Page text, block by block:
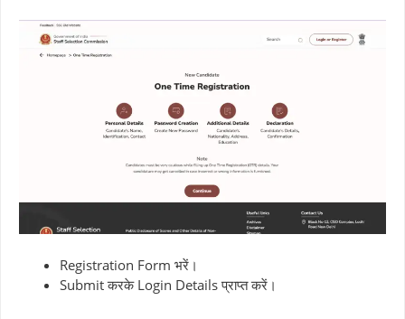
Registration Form भरें।
Submit करके Login Details प्राप्त करें।